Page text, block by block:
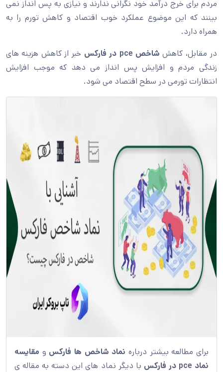
مردم برای خرج درآمد خود نگرانی ندارند و نیازی به پس انداز نمی
بینند که این موضوع عملکرد خوب اقتصاد و کاهش تورم را به
همراه دارد.
در مقابل، کاهش شاخص pce در فارکس خبر از کاهش هزینه های
زندگی مردم و افزایش پس انداز می دهد که موجب افزایش
انتظارات تورمی در سطح اقتصاد می شود.
برای مطالعه بیشتر درباره نماد شاخص ها فارکس و مقایسه
نماد pce در فارکس
با دیگر نماد های این دسته به مقاله ی